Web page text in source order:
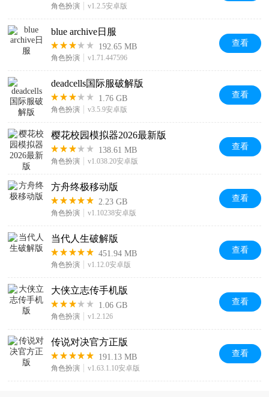
角色扮演 v1.2.5安卓版
blue archive日服
192.65 MB
角色扮演 v1.71.447596
查看
deadcells国际服破解版
1.76 GB
角色扮演 v3.5.9安卓版
查看
樱花校园模拟器2026最新版
138.61 MB
角色扮演 v1.038.20安卓版
查看
方舟终极移动版
2.23 GB
角色扮演 v1.10238安卓版
查看
当代人生破解版
451.94 MB
角色扮演 v1.12.0安卓版
查看
大侠立志传手机版
1.06 GB
角色扮演 v1.2.126
查看
传说对决官方正版
191.13 MB
角色扮演 v1.63.1.10安卓版
查看